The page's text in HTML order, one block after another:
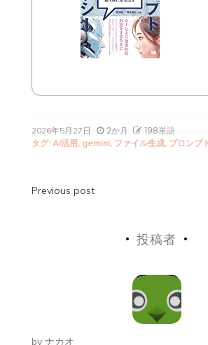
2026年5月27日 2か月 198単語
タグ: AI活用, gemini, ファイル生成, プロンプ
投
Previous post
投稿者
by ナカオ